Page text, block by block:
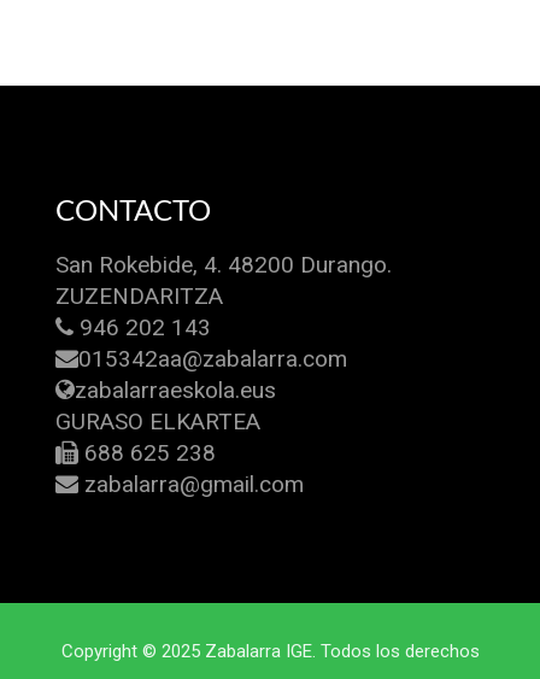
CONTACTO
San Rokebide, 4. 48200 Durango.
ZUZENDARITZA
946 202 143
015342aa@zabalarra.com
zabalarraeskola.eus
GURASO ELKARTEA
688 625 238
zabalarra@gmail.com
Copyright © 2025 Zabalarra IGE. Todos los derechos